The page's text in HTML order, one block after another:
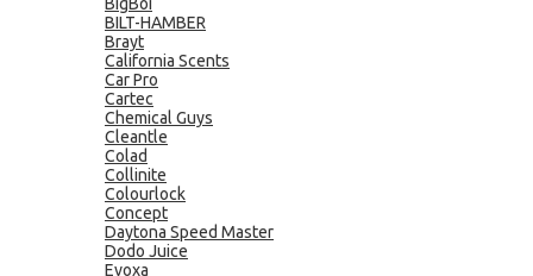
BILT-HAMBER
Brayt
California Scents
Car Pro
Cartec
Chemical Guys
Cleantle
Colad
Collinite
Colourlock
Concept
Daytona Speed Master
Dodo Juice
Evoxa